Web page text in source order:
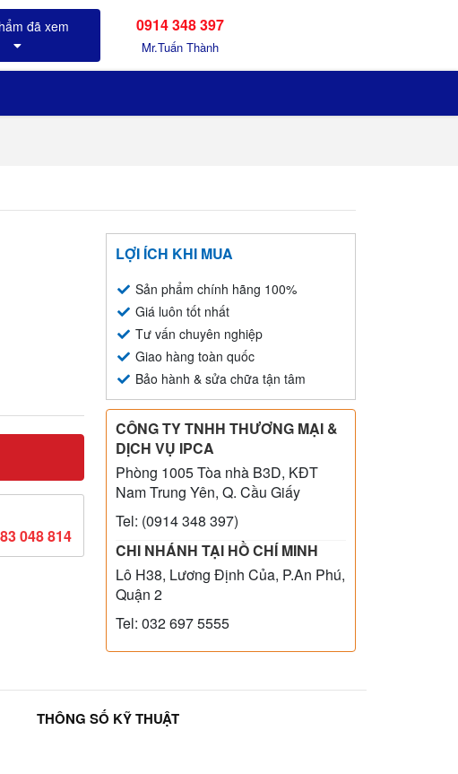
0914 348 397
Mr.Tuấn Thành
048 814
LỢI ÍCH KHI MUA
Sản phẩm chính hãng 100%
Giá luôn tốt nhất
Tư vấn chuyên nghiệp
Giao hàng toàn quốc
Bảo hành & sửa chữa tận tâm
CÔNG TY TNHH THƯƠNG MẠI &
DỊCH VỤ IPCA
Phòng 1005 Tòa nhà B3D, KĐT
Nam Trung Yên, Q. Cầu Giấy
Tel: (0914 348 397)
CHI NHÁNH TẠI HỒ CHÍ MINH
Lô H38, Lương Định Của, P.An Phú,
Quận 2
Tel: 032 697 5555
THÔNG SỐ KỸ THUẬT